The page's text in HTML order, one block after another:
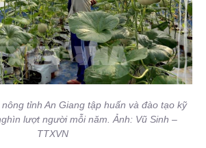
tỉnh An Giang tập huấn và đào tạo kỹ
lượt người mỗi năm. Ảnh: Vũ Sinh –
TTXVN